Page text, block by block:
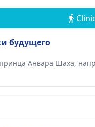
будущего
Анвара Шаха,